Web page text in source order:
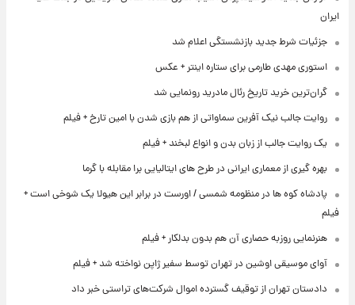
ایران
جزئیات شرط جدید بازنشستگی اعلام شد
استوری مهدی طارمی برای ستاره اینتر + عکس
گران‌ترین خرید تاریخ رئال مادرید رونمایی شد
روایت جالب نیک آفرین سماواتی از هم بازی شدن با امین تارخ + فیلم
یک روایت جالب از زبان بدن و انواع لبخند + فیلم
بهره گیری از معماری ایرانی در طرح های ایتالیایی برا مقابله با گرما
پادشاه کوه ها در منظومه شمسی / اورست در برابر این هیولا یک شوخی است +
فیلم
هنرنمایی روزبه حصاری آن هم بدون بدلکار + فیلم
آوای موسیقی اوشین در تهران توسط سفیر ژاپن نواخته شد + فیلم
دادستان تهران از توقیف گسترده اموال شرکت‌های تراستی خبر داد